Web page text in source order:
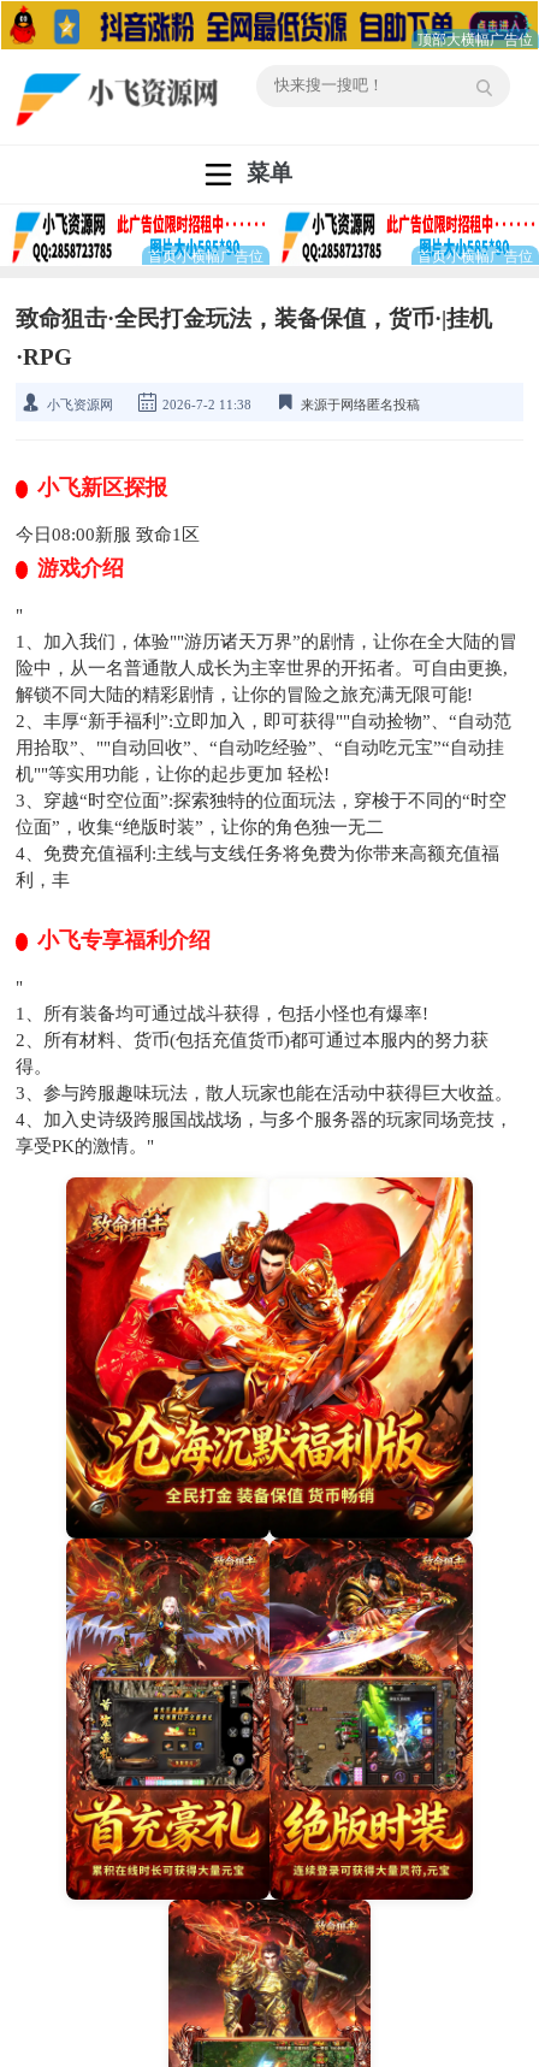
菜单
致命狙击·全民打金玩法，装备保值，货币·|挂机
·RPG
小飞资源网 2026-7-2 11:38 来源于网络匿名投稿
小飞新区探报
今日08:00新服 致命1区
游戏介绍
"
1、加入我们，体验""游历诸天万界”的剧情，让你在全大陆的冒
险中，从一名普通散人成长为主宰世界的开拓者。可自由更换,
解锁不同大陆的精彩剧情，让你的冒险之旅充满无限可能!
2、丰厚“新手福利”:立即加入，即可获得""自动捡物”、“自动范
用拾取”、""自动回收”、“自动吃经验”、“自动吃元宝”“自动挂
机""等实用功能，让你的起步更加 轻松!
3、穿越“时空位面”:探索独特的位面玩法，穿梭于不同的“时空
位面”，收集“绝版时装”，让你的角色独一无二
4、免费充值福利:主线与支线任务将免费为你带来高额充值福
利，丰
小飞专享福利介绍
"
1、所有装备均可通过战斗获得，包括小怪也有爆率!
2、所有材料、货币(包括充值货币)都可通过本服内的努力获
得。
3、参与跨服趣味玩法，散人玩家也能在活动中获得巨大收益。
4、加入史诗级跨服国战战场，与多个服务器的玩家同场竞技，
享受PK的激情。"